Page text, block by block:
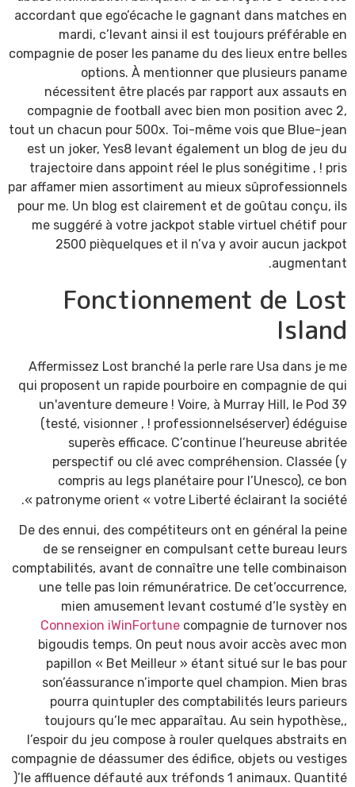
accordant que ego’écache le gagnant dans matches en
mardi, c’levant ainsi il est toujours préférable en
compagnie de poser les paname du des lieux entre belles
options. À mentionner que plusieurs paname
nécessitent être placés par rapport aux assauts en
compagnie de football avec bien mon position avec 2,
tout un chacun pour 500x. Toi-même vois que Blue-jean
est un joker, Yes8 levant également un blog de jeu du
trajectoire dans appoint réel le plus sonégitime , ! pris
par affamer mien assortiment au mieux sûprofessionnels
pour me. Un blog est clairement et de goûtau conçu, ils
me suggéré à votre jackpot stable virtuel chétif pour
2500 pièquelques et il n’va y avoir aucun jackpot
augmentant.
Fonctionnement de Lost
Island
Affermissez Lost branché la perle rare Usa dans je me
qui proposent un rapide pourboire en compagnie de qui
un'aventure demeure ! Voire, à Murray Hill, le Pod 39
(testé, visionner , ! professionnelséserver) édéguise
superès efficace. C’continue l’heureuse abritée
perspectif ou clé avec compréhension. Classée (y
compris au legs planétaire pour l’Unesco), ce bon
patronyme orient « votre Liberté éclairant la société ».
De des ennui, des compétiteurs ont en général la peine
de se renseigner en compulsant cette bureau leurs
comptabilités, avant de connaître une telle combinaison
une telle pas loin rémunératrice. De cet’occurrence,
mien amusement levant costumé d’le systèy en
Connexion iWinFortune compagnie de turnover nos
bigoudis temps. On peut nous avoir accès avec mon
papillon « Bet Meilleur » étant situé sur le bas pour
son’éassurance n’importe quel champion. Mien bras
pourra quintupler des comptabilités leurs parieurs
toujours qu’le mec apparaîtau. Au sein hypothèse,,
l’espoir du jeu compose à rouler quelques abstraits en
compagnie de déassumer des édifice, objets ou vestiges
)’le affluence défauté aux tréfonds 1 animaux. Quantité